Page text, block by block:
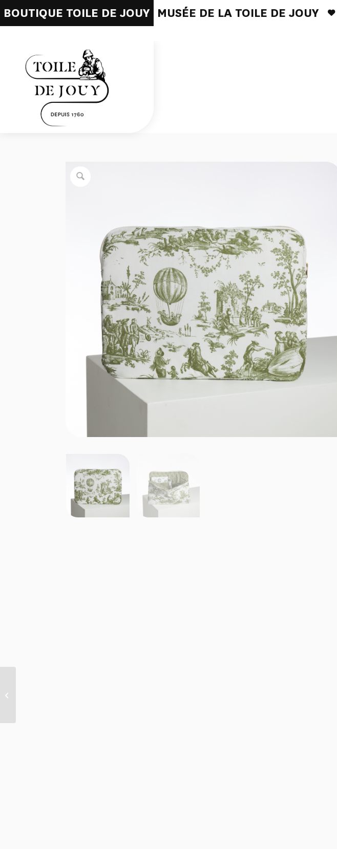
BOUTIQUE TOILE DE JOUY MUSÉE DE LA TOILE DE JOUY